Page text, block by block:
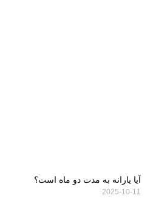
آیا یارانه به مدت دو ماه است؟
2025-10-11